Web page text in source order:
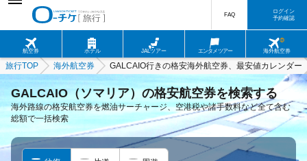
航空券 ホテル JALツアー エンタメツアー 海外航空券
FAQ
ログイン
予約確認
旅行TOP 海外航空券 GALCAIO行きの格安海外航空券、最安値カレンダー
GALCAIO（ソマリア）の格安航空券を検索する
海外路線の格安航空券を燃油サーチャージ、空港税や諸手数料など全て含む
総額で一括検索